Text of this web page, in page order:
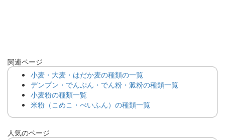
関連ページ
小麦・大麦・はだか麦の種類の一覧
デンプン・でんぷん・でん粉・澱粉の種類一覧
小麦粉の種類一覧
米粉（こめこ・べいふん）の種類一覧
人気のページ